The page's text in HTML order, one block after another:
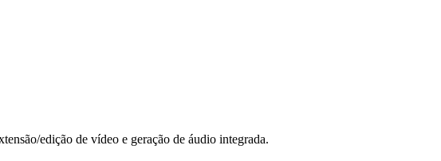
edição de vídeo e geração de áudio integrada.